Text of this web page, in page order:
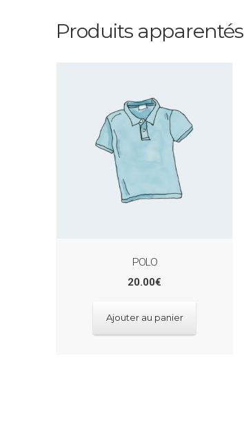
Produits apparentés
POLO
20.00€
Ajouter au panier